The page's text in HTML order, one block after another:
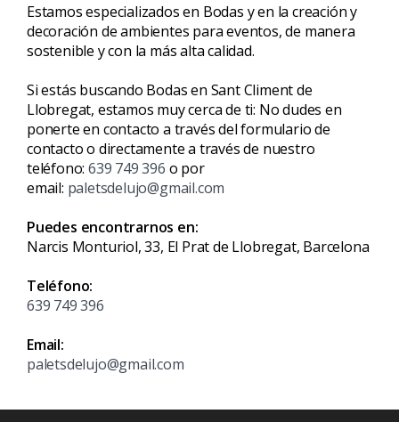
Estamos especializados en Bodas y en la creación y
decoración de ambientes para eventos, de manera
sostenible y con la más alta calidad.
Si estás buscando Bodas en Sant Climent de
Llobregat, estamos muy cerca de ti: No dudes en
ponerte en contacto a través del formulario de
contacto o directamente a través de nuestro
teléfono: 639 749 396 o por
email: paletsdelujo@gmail.com
Puedes encontrarnos en:
Narcis Monturiol, 33, El Prat de Llobregat, Barcelona
Teléfono:
639 749 396
Email:
paletsdelujo@gmail.com